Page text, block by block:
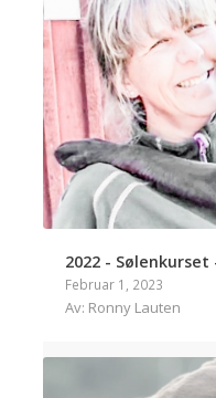
2022 -
Februar 1, 2023
Av: Ronny Lauten